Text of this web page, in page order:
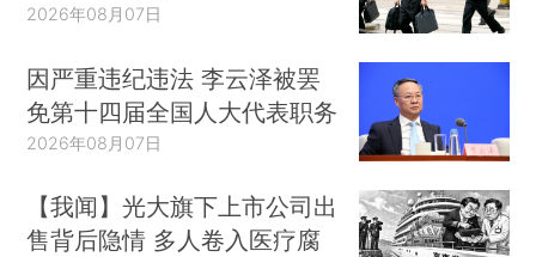
2026年08月07日
因严重违纪违法 李云泽被罢
免第十四届全国人大代表职务
2026年08月07日
【我闻】光大旗下上市公司出
售背后隐情 多人卷入医疗腐